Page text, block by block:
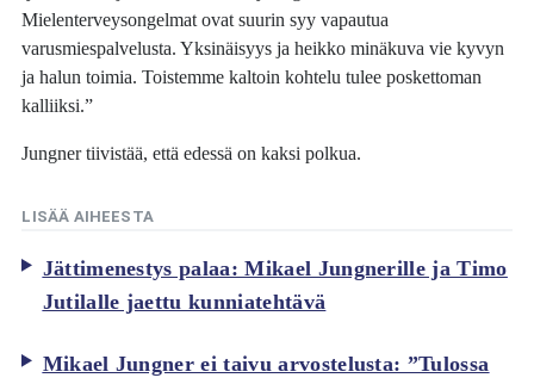
Mielenterveysongelmat ovat suurin syy vapautua
varusmiespalvelusta. Yksinäisyys ja heikko minäkuva vie kyvyn
ja halun toimia. Toistemme kaltoin kohtelu tulee poskettoman
kalliiksi.”
Jungner tiivistää, että edessä on kaksi polkua.
LISÄÄ AIHEESTA
Jättimenestys palaa: Mikael Jungnerille ja Timo
Jutilalle jaettu kunniatehtävä
Mikael Jungner ei taivu arvostelusta: ”Tulossa